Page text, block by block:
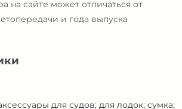
на сайте может отличаться от
и года выпуска
для судов; для лодок; сумка;